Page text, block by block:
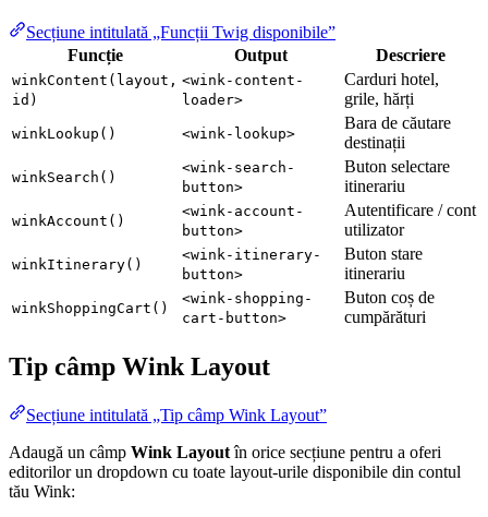
Secțiune intitulată „Funcții Twig disponibile”
Funcție
Output Descriere
winkContent(layout,
id)
<wink-content-
loader>
Carduri hotel,
grile, hărți
winkLookup() <wink-lookup>
Bara de căutare
destinații
winkSearch()
<wink-search-
button>
Buton selectare
itinerariu
winkAccount()
<wink-account-
button>
Autentificare / cont
utilizator
winkItinerary()
<wink-itinerary-
button>
Buton stare
itinerariu
winkShoppingCart()
<wink-shopping-
cart-button>
Buton coș de
cumpărături
Tip câmp Wink Layout
Secțiune intitulată „Tip câmp Wink Layout”
Adaugă un câmp Wink Layoutîn orice secțiune pentru a oferi
editorilor un dropdown cu toate layout-urile disponibile din contul
tău Wink: